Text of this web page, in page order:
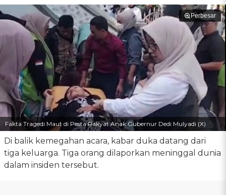
Perbesar
Fakta Tragedi Maut di Pesta Rakyat Anak Gubernur Dedi Mulyadi (X)
Di balik kemegahan acara, kabar duka datang dari
tiga keluarga. Tiga orang dilaporkan meninggal dunia
dalam insiden tersebut.